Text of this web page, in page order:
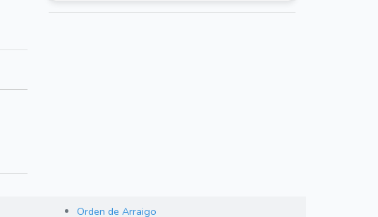
Orden de Arraigo